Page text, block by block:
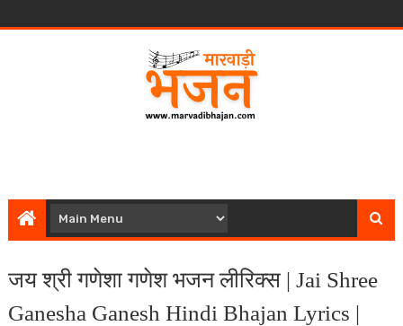
जय श्री गणेशा गणेश भजन लीरिक्स | Jai Shree
Ganesha Ganesh Hindi Bhajan Lyrics |